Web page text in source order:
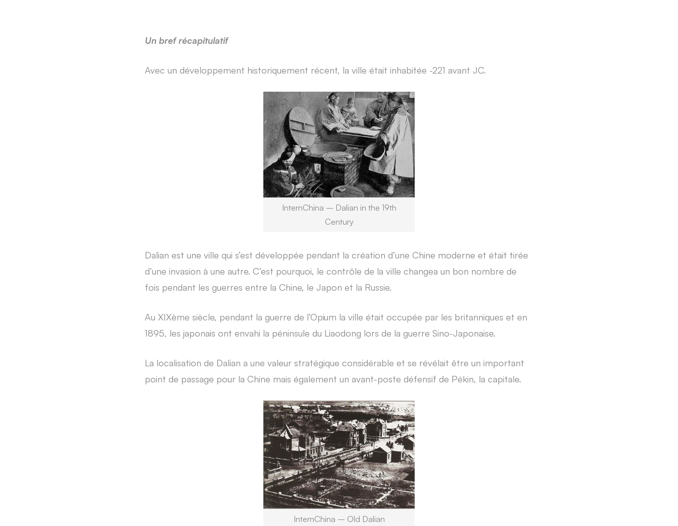
Un bref récapitulatif
Avec un développement historiquement récent, la ville était inhabitée -221 avant JC.
InternChina – Dalian in the 19th
Century
Dalian est une ville qui s’est développée pendant la création d’une Chine moderne et était tirée
d’une invasion à une autre. C’est pourquoi, le contrôle de la ville changea un bon nombre de
fois pendant les guerres entre la Chine, le Japon et la Russie.
Au XIXème siècle, pendant la guerre de l’Opium la ville était occupée par les britanniques et en
1895, les japonais ont envahi la péninsule du Liaodong lors de la guerre Sino-Japonaise.
La localisation de Dalian a une valeur stratégique considérable et se révélait être un important
point de passage pour la Chine mais également un avant-poste défensif de Pékin, la capitale.
InternChina – Old Dalian